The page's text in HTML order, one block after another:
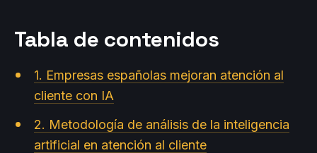
Tabla de contenidos
1. Empresas españolas mejoran atención al
cliente con IA
2. Metodología de análisis de la inteligencia
artificial en atención al cliente